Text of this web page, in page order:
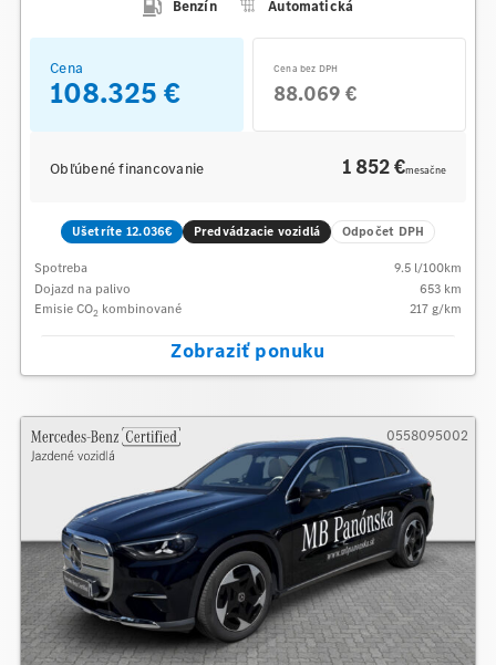
Benzín
Automatická
Cena
108.325 €
Cena bez DPH
88.069 €
Obľúbené financovanie 1 852 €mesačne
Ušetríte 12.036€ Predvádzacie vozidlá Odpočet DPH
Spotreba 9.5 l/100km
Dojazd na palivo
653 km
Emisie CO2 kombinované 217g/km
Zobraziť ponuku
0558095002